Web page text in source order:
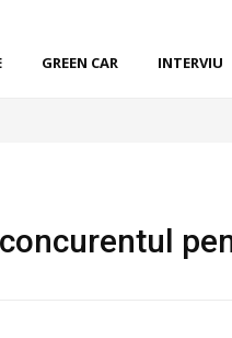
GREEN CAR INTERVIU